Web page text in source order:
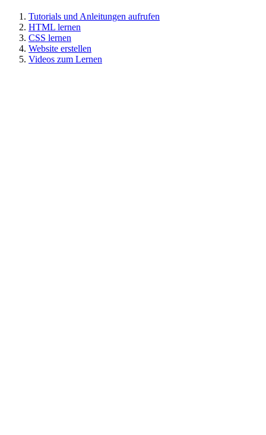
Tutorials und Anleitungen aufrufen
HTML lernen
CSS lernen
Website erstellen
Videos zum Lernen